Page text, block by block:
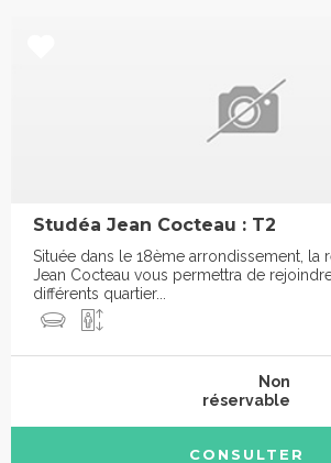
Studéa Jean Cocteau : T2
Située dans le 18ème arrondissement, la
Jean Cocteau vous permettra de
différents quartier...
Non
réservable
CONSULTER